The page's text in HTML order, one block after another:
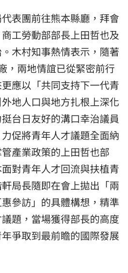
表團前往熊本縣廳，拜會
工勞動部部長上田哲也及
木村知事熱情表示，隨著
，兩地情誼已從緊密前行
應以「共同支持下一代青
地人口與地方扎根上深化
台日友好的溝口幸治議員
促將青年人才議題全面納
產業政策的上田哲也部
對青年人才回流與扶植青
局長隨即在會上拋出「兩
參訪」的具體構想，精準
題，當場獲得部長的高度
爭取到最前瞻的國際發展